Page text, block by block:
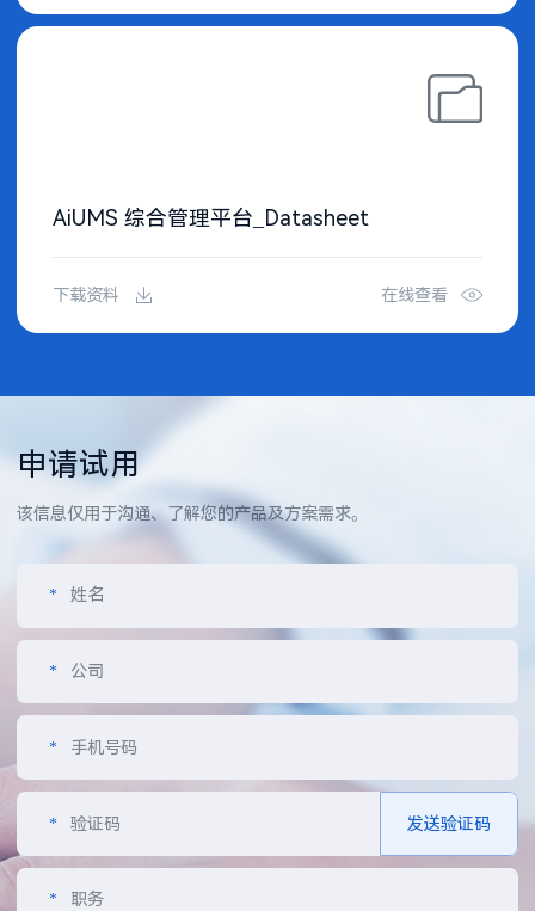
AiUMS 综合管理平台_Datasheet
下载资料 在线查看
申请试用
该信息仅用于沟通、了解您的产品及方案需求。
* 姓名
* 公司
* 手机号码
* 验证码 发送验证码
* 职务